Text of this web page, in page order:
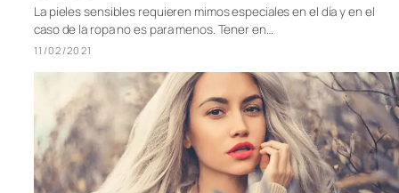
La pieles sensibles requieren mimos especiales en el día y en el
caso de la ropa no es para menos. Tener en…
11/02/2021